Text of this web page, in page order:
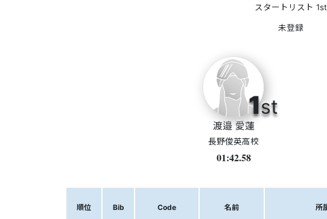
スタートリスト 1st
1st
渡邉 愛蓮
長野俊英高校
01:42.58
順位 Bib Code 名前 所